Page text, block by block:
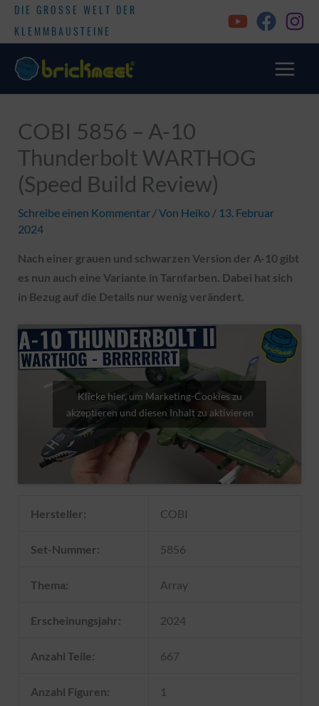
DIE GROSSE WELT DER
KLEMMBAUSTEINE
COBI 5856 – A-10
Thunderbolt WARTHOG
(Speed Build Review)
Schreibe einen Kommentar / Von Heiko / 13. Februar
2024
Nach einer grauen und schwarzen Version der A-10 gibt
es nun auch eine Variante in Tarnfarben. Dabei hat sich
in Bezug auf die Details nur wenig verändert.
Klicke hier, um Marketing-Cookies zu
akzeptieren und diesen Inhalt zu aktivieren
Hersteller: COBI
Set-Nummer: 5856
Thema: Array
Erscheinungsjahr: 2024
Anzahl Teile: 667
Anzahl Figuren: 1